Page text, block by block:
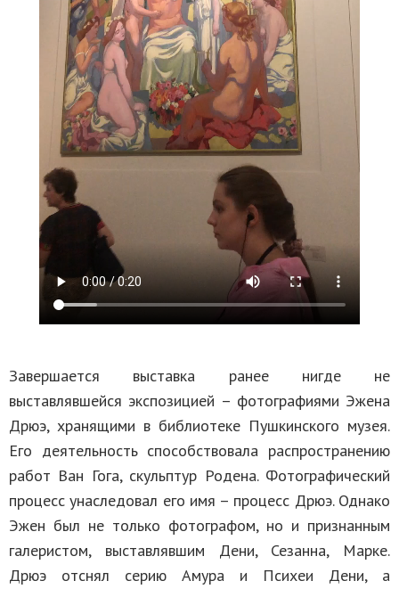
Завершается выставка ранее нигде не
выставлявшейся экспозицией – фотографиями Эжена
Дрюэ, хранящими в библиотеке Пушкинского музея.
Его деятельность способствовала распространению
работ Ван Гога, скульптур Родена. Фотографический
процесс унаследовал его имя – процесс Дрюэ. Однако
Эжен был не только фотографом, но и признанным
галеристом, выставлявшим Дени, Сезанна, Марке.
Дрюэ отснял серию Амура и Психеи Дени, а